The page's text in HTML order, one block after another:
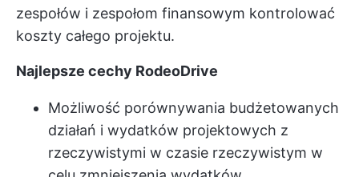
zespołów i zespołom finansowym kontrolować
koszty całego projektu.
Najlepsze cechy RodeoDrive
Możliwość porównywania budżetowanych
działań i wydatków projektowych z
rzeczywistymi w czasie rzeczywistym w